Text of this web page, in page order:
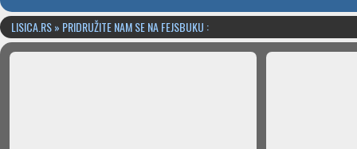
LISICA.RS » PRIDRUŽITE NAM SE NA FEJSBUKU :